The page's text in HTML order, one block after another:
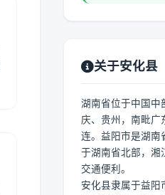
关于安化县
湖南省位于中国中
庆、贵州，南毗广
连。益阳市是湖南
于湖南省北部，湘
交通便利。
安化县隶属于益阳